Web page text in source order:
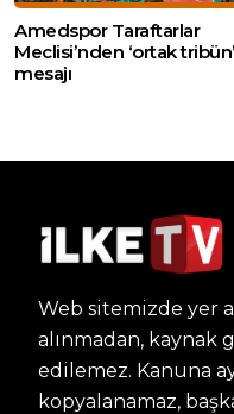
Amedspor Taraftarlar
Meclisi’nden ‘ortak tribün’
mesajı
Web sitemizde yer
alınmadan, kaynak
edilemez. Kanuna
kopyalanamaz,